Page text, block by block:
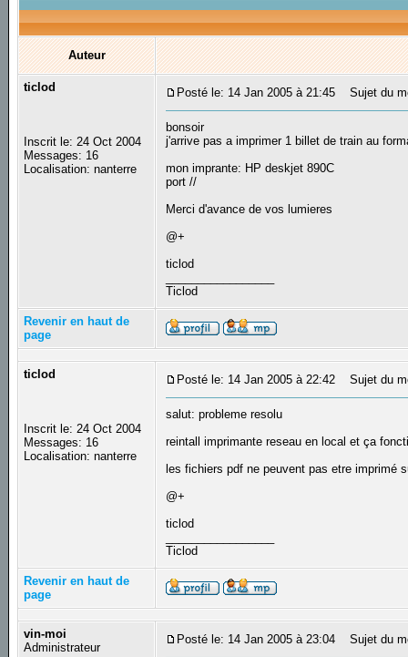
Auteur
ticlod
Inscrit le: 24 Oct 2004
Messages: 16
Localisation: nanterre
Posté le: 14 Jan 2005 à 21:45 Sujet du
bonsoir
j'arrive pas a imprimer 1 billet de train au
mon imprante: HP deskjet 890C
port //
Merci d'avance de vos lumieres
@+
ticlod
Ticlod
Revenir en haut de
page
ticlod
Inscrit le: 24 Oct 2004
Messages: 16
Localisation: nanterre
Posté le: 14 Jan 2005 à 22:42 Sujet du
salut: probleme resolu
reintall imprimante reseau en local et ça
les fichiers pdf ne peuvent pas etre imprimé
@+
ticlod
Ticlod
Revenir en haut de
page
vin-moi
Administrateur
Posté le: 14 Jan 2005 à 23:04 Sujet du